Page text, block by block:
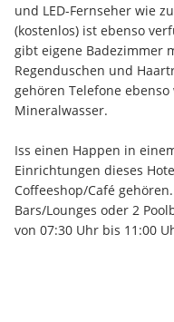
und LED-Fernseher wie
(kostenlos) ist ebenso
gibt eigene Badezimmer
Regenduschen und
gehören Telefone
Mineralwasser.
Iss einen Happen in
Einrichtungen dieses
Coffeeshop/Café
Bars/Lounges oder 2
von 07:30 Uhr bis 11:00